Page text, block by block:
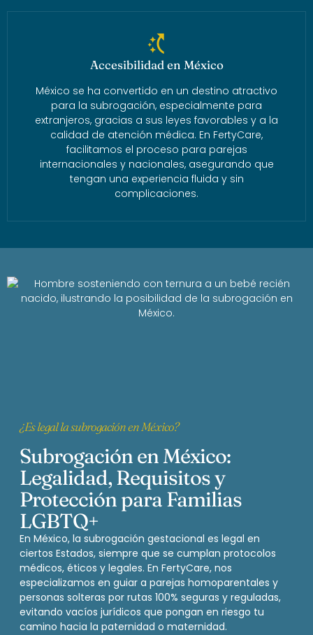
⁠Accesibilidad en México
México se ha convertido en un destino atractivo
para la subrogación, especialmente para
extranjeros, gracias a sus leyes favorables y a la
calidad de atención médica. En FertyCare,
facilitamos el proceso para parejas
internacionales y nacionales, asegurando que
tengan una experiencia fluida y sin
complicaciones.
¿Es legal la subrogación en México?
Subrogación en México:
Legalidad, Requisitos y
Protección para Familias
LGBTQ+
En México, la subrogación gestacional es legal en
ciertos Estados, siempre que se cumplan protocolos
médicos, éticos y legales. En FertyCare, nos
especializamos en guiar a parejas homoparentales y
personas solteras por rutas 100% seguras y reguladas,
evitando vacíos jurídicos que pongan en riesgo tu
camino hacia la paternidad o maternidad.